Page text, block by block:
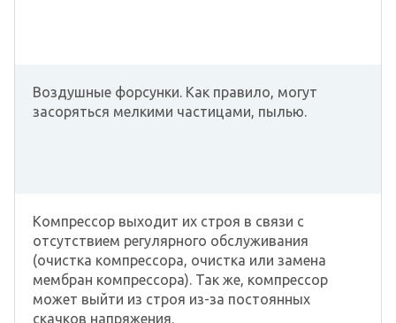
Воздушные форсунки. Как правило, могут
засоряться мелкими частицами, пылью.
Компрессор выходит их строя в связи с
отсутствием регулярного обслуживания
(очистка компрессора, очистка или замена
мембран компрессора). Так же, компрессор
может выйти из строя из-за постоянных
скачков напряжения.